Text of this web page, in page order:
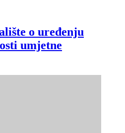
o uređenju
umjetne